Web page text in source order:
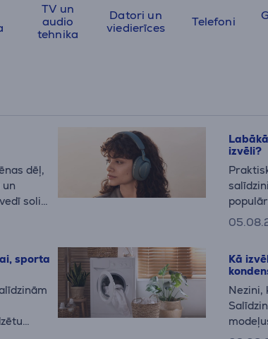
dēļ,
soli
un
izvēli?
sporta
Kā
Nezini,
TV un
audio
tehnika
Datori un
viedierīces
Telefoni